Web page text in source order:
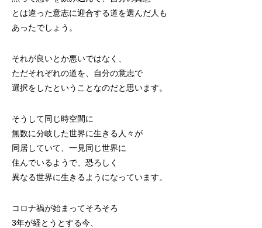
とは違った意志に迎合する道を選んだ人も
あったでしょう。
それが良いとか悪いではなく、
ただそれぞれの道を、自分の意志で
選択をしたということなのだと思います。
そうして同じ時空間に
無数に分岐した世界に生きる人々が
同居していて、一見同じ世界に
住んでいるようで、恐ろしく
異なる世界に生きるようになっています。
コロナ禍が始まってそろそろ
3年が経とうとする今、